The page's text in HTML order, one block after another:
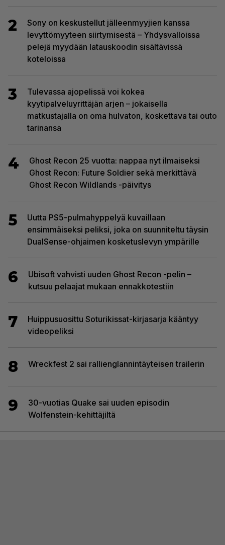
2
Sony on keskustellut jälleenmyyjien kanssa
levyttömyyteen siirtymisestä – Yhdysvalloissa
pelejä myydään latauskoodin sisältävissä
koteloissa
3
Tulevassa ajopelissä voi kokea
kyytipalveluyrittäjän arjen – jokaisella
matkustajalla on oma hulvaton, koskettava tai outo
tarinansa
4
Ghost Recon 25 vuotta: nappaa nyt ilmaiseksi
Ghost Recon: Future Soldier sekä merkittävä
Ghost Recon Wildlands -päivitys
5
Uutta PS5-pulmahyppelyä kuvaillaan
ensimmäiseksi peliksi, joka on suunniteltu täysin
DualSense-ohjaimen kosketuslevyn ympärille
6
Ubisoft vahvisti uuden Ghost Recon -pelin –
kutsuu pelaajat mukaan ennakkotestiin
7
Huippusuosittu Soturikissat-kirjasarja kääntyy
videopeliksi
8 Wreckfest 2 sai rallienglannintäyteisen trailerin
9
30-vuotias Quake sai uuden episodin
Wolfenstein-kehittäjiltä